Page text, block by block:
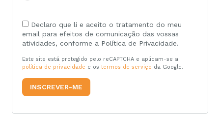
Declaro que li e aceito o tratamento do meu
email para efeitos de comunicação das vossas
atividades, conforme a Política de Privacidade.
Este site está protegido pelo reCAPTCHA e aplicam-se a
política de privacidade e os termos de serviço da Google.